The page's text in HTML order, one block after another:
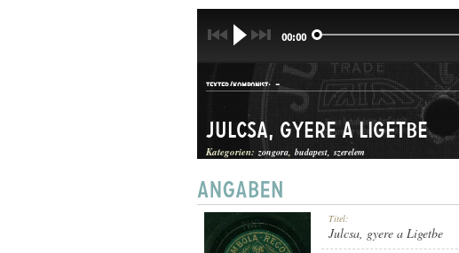
00:00
TEXTER/KOMPONIST: -
KUPLÉ
Julcsa, gyere a Ligetbe
Kategorien: zongora budapest szerelem
Titel:
Julcsa, gyere a Ligetbe